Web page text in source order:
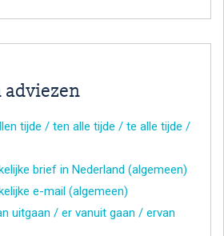
adviezen
tijde / ten alle tijde / te alle tijde /
brief in Nederland (algemeen)
e-mail (algemeen)
uitgaan / er vanuit gaan / ervan